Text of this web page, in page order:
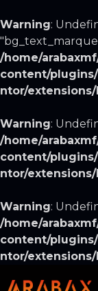
Warning:
/home/
content/
ntor/
Warning:
/home/
content/
ntor/
Warning:
/home/
content/
ntor/